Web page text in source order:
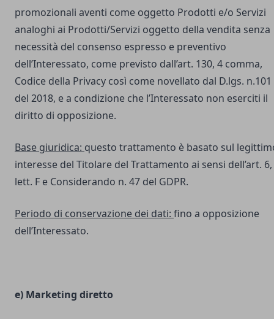
promozionali aventi come oggetto Prodotti e/o Servizi
analoghi ai Prodotti/Servizi oggetto della vendita senza
necessità del consenso espresso e preventivo
dell’Interessato, come previsto dall’art. 130, 4 comma,
Codice della Privacy così come novellato dal D.lgs. n.101
del 2018, e a condizione che l’Interessato non eserciti il
diritto di opposizione.
Base giuridica: questo trattamento è basato sul
interesse del Titolare del Trattamento ai sensi dell’art. 6,
lett. F e Considerando n. 47 del GDPR.
Periodo di conservazione dei dati: fino a opposizione
dell’Interessato.
e) Marketing diretto